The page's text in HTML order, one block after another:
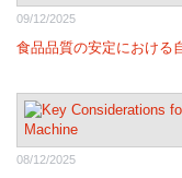
09/12/2025
食品品質の安定における
08/12/2025